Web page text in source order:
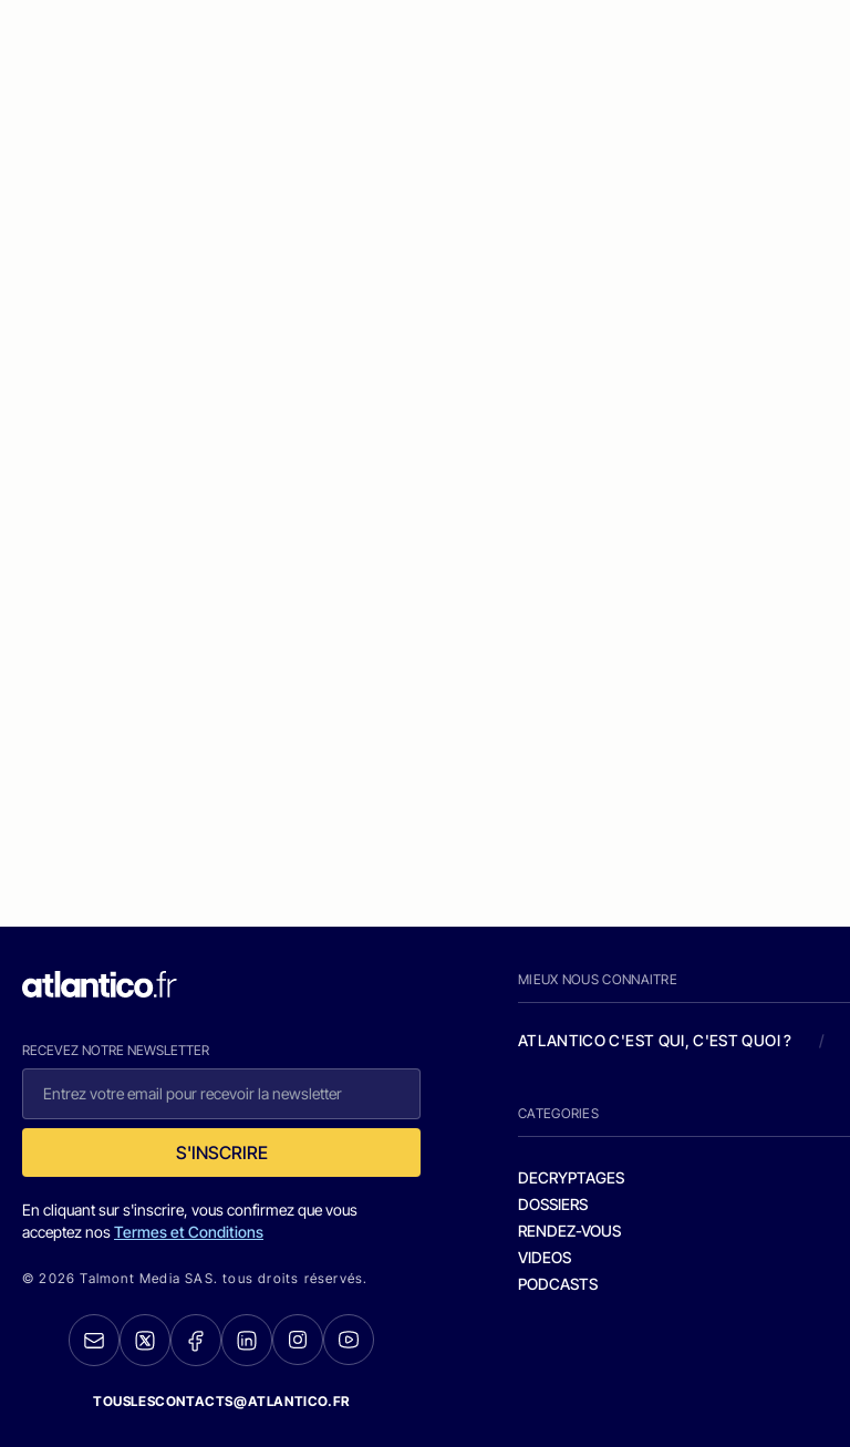
RECEVEZ NOTRE NEWSLETTER
S'INSCRIRE
En cliquant sur s'inscrire, vous confirmez que vous
acceptez nosTermes et Conditions
© 2026 Talmont Media SAS. tous droits réservés.
TOUSLESCONTACTS@ATLANTICO.FR
MIEUX NOUS CONNAITRE
ATLANTICO C'EST QUI, C'EST QUOI ? /
CATEGORIES
DECRYPTAGES
DOSSIERS
RENDEZ-VOUS
VIDEOS
PODCASTS